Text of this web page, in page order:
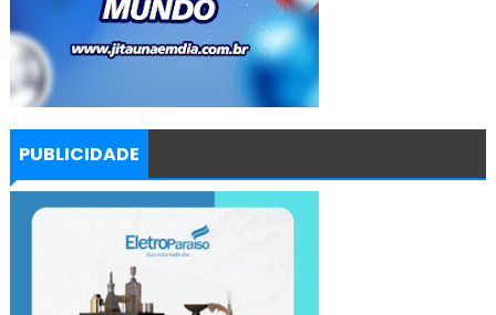
PUBLICIDADE